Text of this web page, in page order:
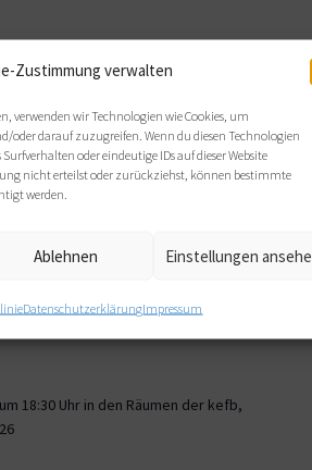
Zustimmung verwalten
verwenden wir Technologien wie Cookies, um
oder darauf zuzugreifen. Wenn du diesen Technologien
oder eindeutige IDs auf dieser Website
nicht erteilst oder zurückziehst, können bestimmte
werden.
Ablehnen Einstellungen
DatenschutzerklärungImpressum
an folgenden Terminen: Di,
18:30 Uhr in den Räumen der kefb,